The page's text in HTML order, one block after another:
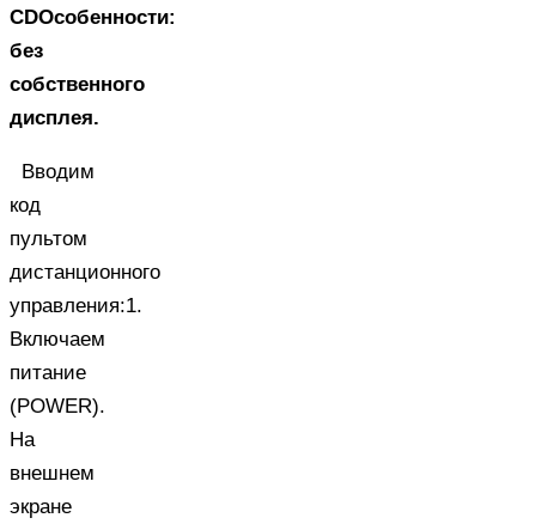
CDОсобенности:
без
собственного
дисплея.
Вводим
код
пультом
дистанционного
управления:1.
Включаем
питание
(POWER).
На
внешнем
экране